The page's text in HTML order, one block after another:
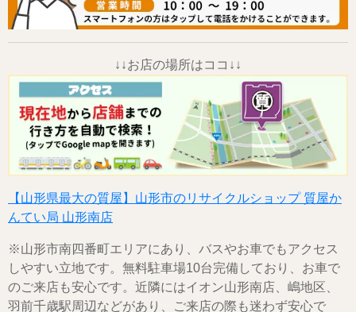
↓↓お店の場所はココ↓↓
【山形県最大の質屋】山形市のリサイクルショップ 質屋か
んてい局 山形南店
※山形市南四番町エリアにあり、バスやお車でもアクセス
しやすい立地です。無料駐車場10台完備しており、お車で
のご来店も安心です。近隣にはイオン山形南店、嶋地区、
羽前千歳駅周辺などがあり、ご来店の際も迷わず安心で